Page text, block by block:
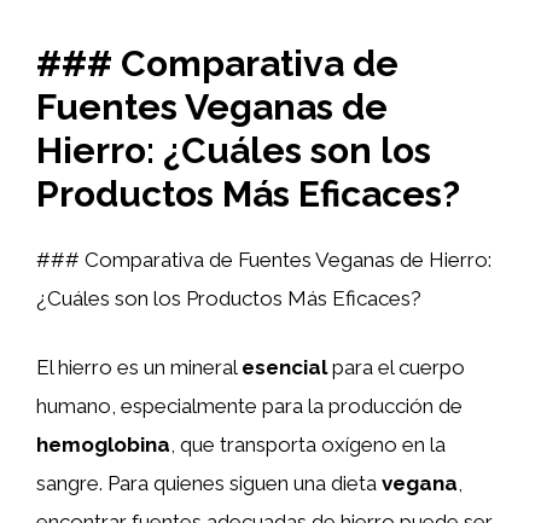
### Comparativa de
Fuentes Veganas de
Hierro: ¿Cuáles son los
Productos Más Eficaces?
### Comparativa de Fuentes Veganas de Hierro:
¿Cuáles son los Productos Más Eficaces?
El hierro es un mineral esencialpara el cuerpo
humano, especialmente para la producción de
hemoglobina, que transporta oxígeno en la
sangre. Para quienes siguen una dieta vegana,